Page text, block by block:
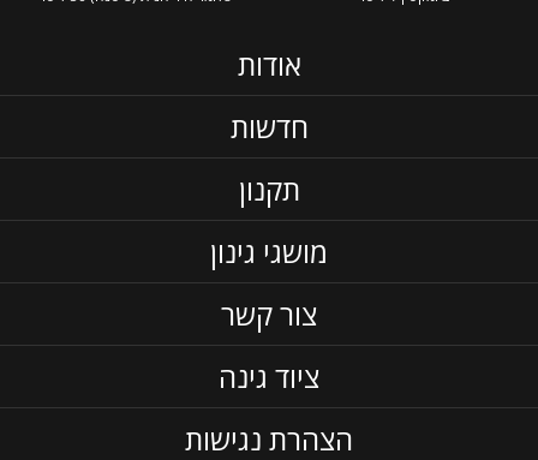
אודות
חדשות
תקנון
מושגי גינון
צור קשר
ציוד גינה
הצהרת נגישות